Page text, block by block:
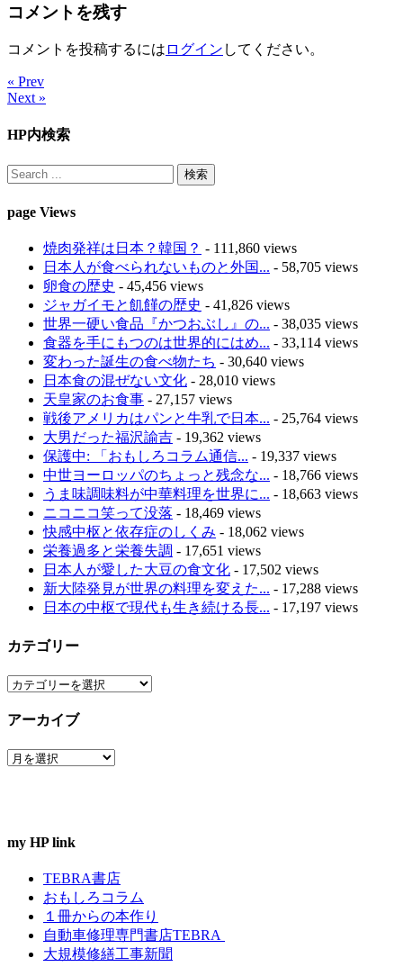
コメントを残す
コメントを投稿するには ログイン してください。
« Prev
Next »
HP内検索
page Views
焼肉発祥は日本？韓国？ - 111,860 views
日本人が食べられないものと外国... - 58,705 views
卵食の歴史 - 45,456 views
ジャガイモと飢饉の歴史 - 41,826 views
世界一硬い食品『かつおぶし』の... - 38,035 views
食器を手にもつのは世界的にはめ... - 33,114 views
変わった誕生の食べ物たち - 30,640 views
日本食の混ぜない文化 - 28,010 views
天皇家のお食事 - 27,157 views
戦後アメリカはパンと牛乳で日本... - 25,764 views
大男だった福沢諭吉 - 19,362 views
保護中: 「おもしろコラム通信... - 19,337 views
中世ヨーロッパのちょっと残念な... - 18,766 views
うま味調味料が中華料理を世界に... - 18,663 views
ニコニコ笑って没落 - 18,469 views
快感中枢と依存症のしくみ - 18,062 views
栄養過多と栄養失調 - 17,651 views
日本人が愛した大豆の食文化 - 17,502 views
新大陸発見が世界の料理を変えた... - 17,288 views
日本の中枢で現代も生き続ける長... - 17,197 views
カテゴリー
カ
ゴ
ー
アーカイブ
ア
my HP link
TEBRA書店
おもしろコラム
１冊からの本作り
自動車修理専門書店TEBRA
大規模修繕工事新聞